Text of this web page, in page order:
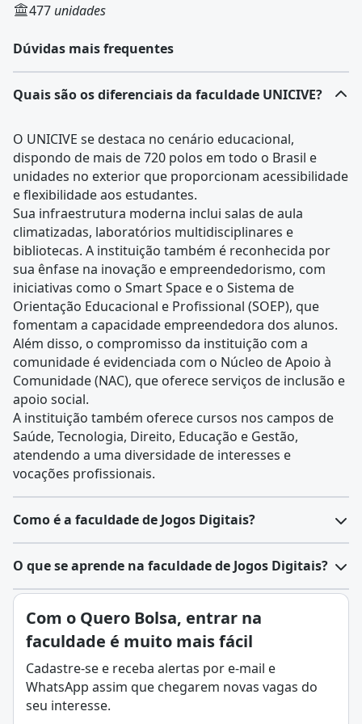
477 unidades
Dúvidas mais frequentes
Quais são os diferenciais da faculdade UNICIVE?
O UNICIVE se destaca no cenário educacional,
dispondo de mais de 720 polos em todo o Brasil e
unidades no exterior que proporcionam acessibilidade
e flexibilidade aos estudantes.
Sua infraestrutura moderna inclui salas de aula
climatizadas, laboratórios multidisciplinares e
bibliotecas. A instituição também é reconhecida por
sua ênfase na inovação e empreendedorismo, com
iniciativas como o Smart Space e o Sistema de
Orientação Educacional e Profissional (SOEP), que
fomentam a capacidade empreendedora dos alunos.
Além disso, o compromisso da instituição com a
comunidade é evidenciada com o Núcleo de Apoio à
Comunidade (NAC), que oferece serviços de inclusão e
apoio social.
A instituição também oferece cursos nos campos de
Saúde, Tecnologia, Direito, Educação e Gestão,
atendendo a uma diversidade de interesses e
vocações profissionais.
Como é a faculdade de Jogos Digitais?
O curso de Jogos Digitais prepara especialistas para
desde a criação, projeto, implementação, teste,
implantação e manutenção de jogos em diversas
plataformas computacionais. Os alunos aprendem a
equipes multidisciplinares, e a avaliar, selecionar e
utilizar metodologias, tecnologias e ferramentas
específicas para o desenvolvimento de jogos. O curso
O que se aprende na faculdade de Jogos Digitais?
Jogos digitais são jogos eletrônicos desenvolvidos
para serem executados em dispositivos como
computadores, consoles, smartphones e tablets.
Eles englobam uma ampla variedade de gêneros e
estilos, desde jogos de ação e aventura até simulações
e quebra-cabeças, podendo oferecer experiências
Com o Quero Bolsa, entrar na
faculdade é muito mais fácil
Cadastre-se e receba alertas por e-mail e
WhatsApp assim que chegarem novas vagas do
seu interesse.